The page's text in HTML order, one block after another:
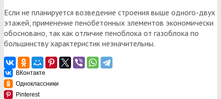
Если не планируется возведение строения выше одного-двух
этажей, применение пенобетонных элементов экономически
обосновано, так как отличие пеноблока от газоблока по
большинству характеристик незначительны.
ВКонтакте
Одноклассники
Pinterest